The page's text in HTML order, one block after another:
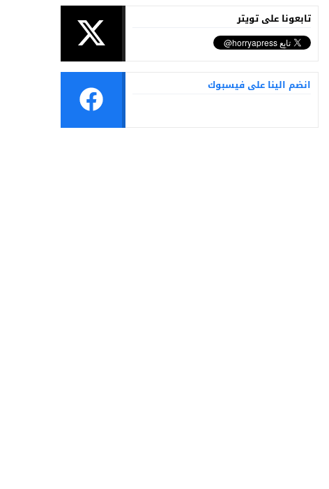
انضم الينا على فيسبوك
تابعونا على تويتر